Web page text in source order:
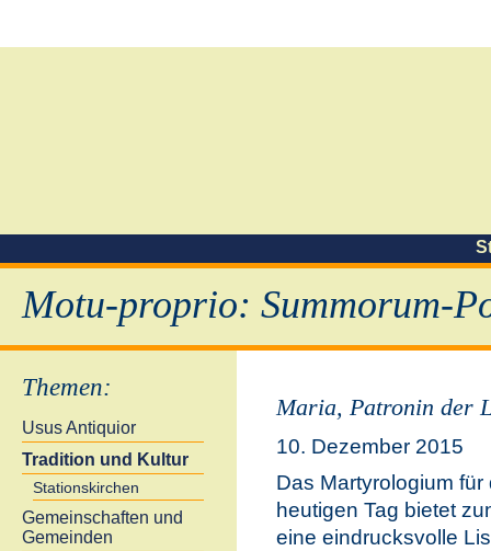
Motu-proprio: Summorum-
Themen:
Usus Antiquior
Tradition und Kultur
Stationskirchen
Gemeinschaften und
Gemeinden
Maria, Patronin der
10. Dezember 2015
Das Martyrologium für
heutigen Tag bietet
eine eindrucksvolle